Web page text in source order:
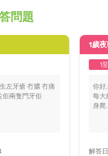
問題
左牙瘡 冇膿 冇痛
佢兩隻門牙佢
1歲
1
你好
每大
身爬
解答